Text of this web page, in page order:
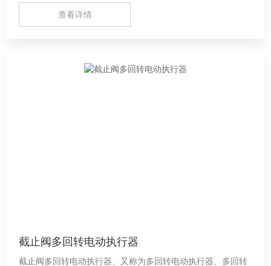
查看详情
截止阀多回转电动执行器
截止阀多回转电动执行器、又称为多回转电动执行器、多回转